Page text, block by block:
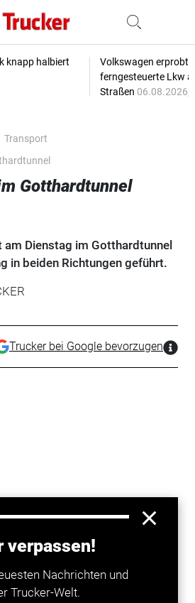
knapp halbiert
Volkswagen erprobt
ferngesteuerte Lkw
Straßen 06.08.2026,
Transport
Gotthardtunnel
am Dienstag im Gotthardtunnel
in beiden Richtungen geführt.
Trucker bei Google bevorzugen
verpassen!
Nachrichten und
Trucker-Welt.